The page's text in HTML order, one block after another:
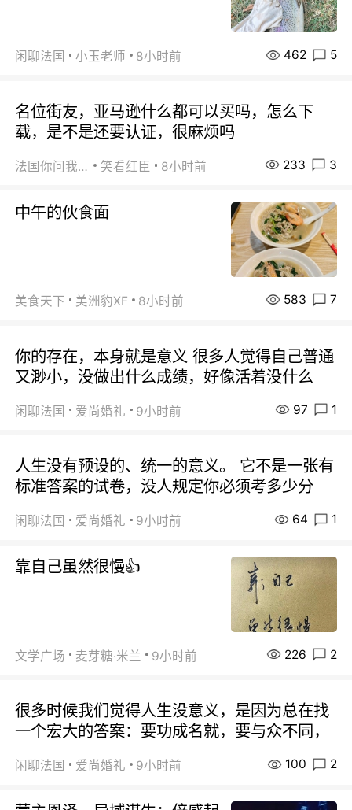
闲聊法国 小玉老师 8小时前 462 5
名位街友，亚马逊什么都可以买吗，怎么下
载，是不是还要认证，很麻烦吗
法国你问我答 笑看红臣 8小时前 233 3
中午的伙食面
美食天下 美洲豹XF 8小时前 583 7
你的存在，本身就是意义 很多人觉得自己普通
又渺小，没做出什么成绩，好像活着没什么
闲聊法国 爱尚婚礼 9小时前 97 1
人生没有预设的、统一的意义。 它不是一张有
标准答案的试卷，没人规定你必须考多少分
闲聊法国 爱尚婚礼 9小时前 64 1
靠自己虽然很慢👍
文学广场 麦芽糖·米兰 9小时前 226 2
很多时候我们觉得人生没意义，是因为总在找
一个宏大的答案：要功成名就，要与众不同，
闲聊法国 爱尚婚礼 9小时前 100 2